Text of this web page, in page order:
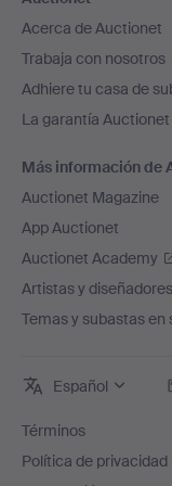
Acerca de Auctionet
Trabaja con nosotros
Adhiere tu casa de
La garantía Auctionet
Más información de
Auctionet Magazine
App Auctionet
Auctionet Academy
Artistas y diseñadores
Temas y subastas en
Español
Términos
Política de privacidad